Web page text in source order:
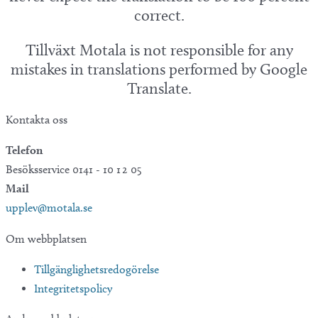
correct.
Tillväxt Motala is not responsible for any
mistakes in translations performed by Google
Translate.
Kontakta oss
Telefon
Besöksservice 0141 - 10 1 2 05
Mail
upplev@motala.se
Om webbplatsen
Tillgänglighetsredogörelse
Integritetspolicy